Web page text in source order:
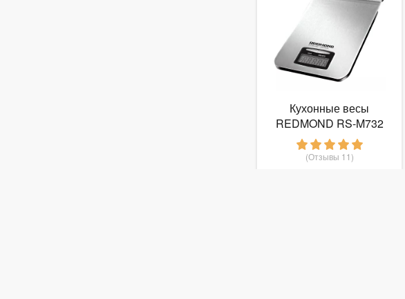
Кухонные весы
REDMOND RS-M732
(Отзывы 11)